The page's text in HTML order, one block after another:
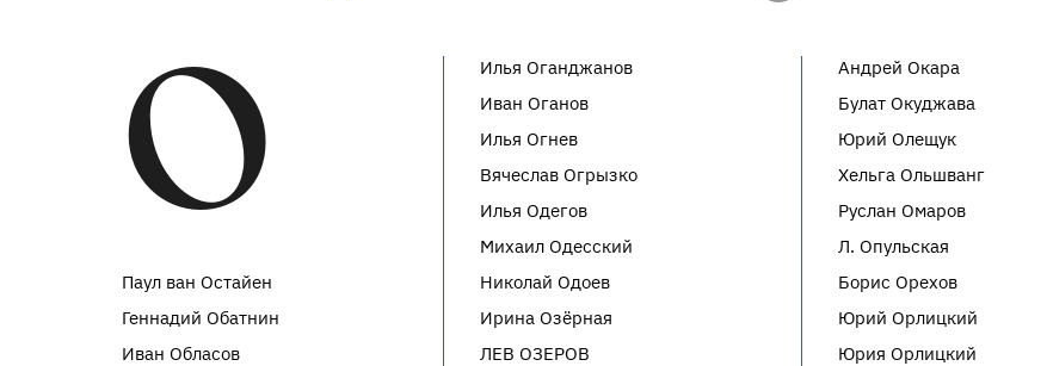
О
Паул ван Остайен
Геннадий Обатнин
Иван Обласов
Илья Оганджанов
Иван Оганов
Илья Огнев
Вячеслав Огрызко
Илья Одегов
Михаил Одесский
Николай Одоев
Ирина Озёрная
ЛЕВ ОЗЕРОВ
Андрей Окара
Булат Окуджава
Юрий Олещук
Хельга Ольшванг
Руслан Омаров
Л. Опульская
Борис Орехов
Юрий Орлицкий
Юрия Орлицкий